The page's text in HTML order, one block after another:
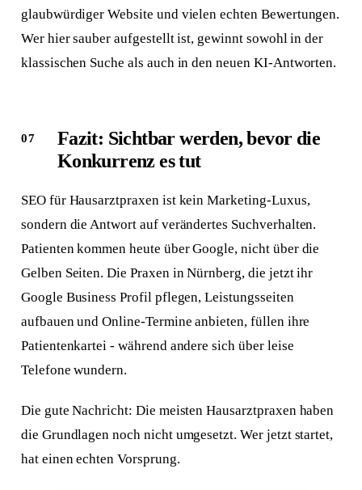
glaubwürdiger Website und vielen echten Bewertungen.
Wer hier sauber aufgestellt ist, gewinnt sowohl in der
klassischen Suche als auch in den neuen KI-Antworten.
Fazit: Sichtbar werden, bevor die
Konkurrenz es tut
SEO für Hausarztpraxen ist kein Marketing-Luxus,
sondern die Antwort auf verändertes Suchverhalten.
Patienten kommen heute über Google, nicht über die
Gelben Seiten. Die Praxen in Nürnberg, die jetzt ihr
Google Business Profil pflegen, Leistungsseiten
aufbauen und Online-Termine anbieten, füllen ihre
Patientenkartei - während andere sich über leise
Telefone wundern.
Die gute Nachricht: Die meisten Hausarztpraxen haben
die Grundlagen noch nicht umgesetzt. Wer jetzt startet,
hat einen echten Vorsprung.
Anliegen wählen
Worum geht's?
Webseite + SEO von Grund auf
Bestehende Website